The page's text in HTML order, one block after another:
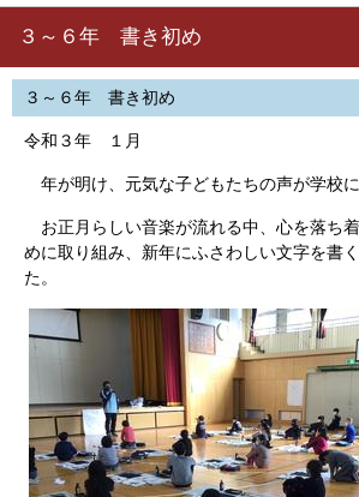
３～６年 書き初め
３～６年 書き初め
令和３年 １月
年が明け、元気な子どもたちの声が学校に
お正月らしい音楽が流れる中、心を落ち
めに取り組み、新年にふさわしい文字を書
た。